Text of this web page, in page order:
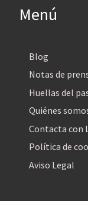
Menú
Blog
Notas de
Huellas del
Quiénes
Contacta con
Política de
Aviso Legal